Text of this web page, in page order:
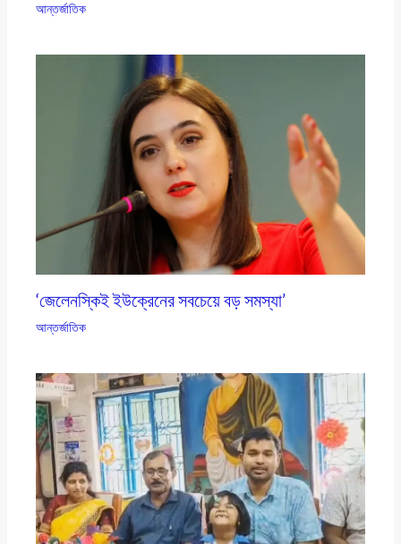
আন্তর্জাতিক
‘জেলেনস্কিই ইউক্রেনের সবচেয়ে বড় সমস্যা’
আন্তর্জাতিক